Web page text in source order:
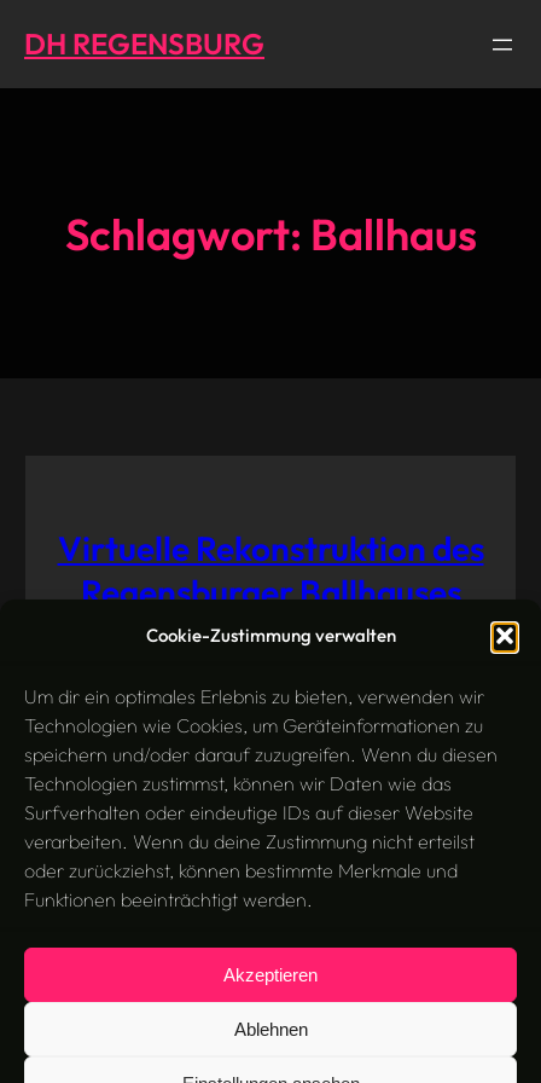
Cookie-Zustimmung verwalten
Um dir ein optimales Erlebnis zu bieten, verwenden wir
Technologien wie Cookies, um Geräteinformationen zu
speichern und/oder darauf zuzugreifen. Wenn du diesen
Technologien zustimmst, können wir Daten wie das
Surfverhalten oder eindeutige IDs auf dieser Website
verarbeiten. Wenn du deine Zustimmung nicht erteilst
oder zurückziehst, können bestimmte Merkmale und
Funktionen beeinträchtigt werden.
Akzeptieren
Ablehnen
zum
Inhalt
DH REGENSBURG
Schlagwort: Ballhaus
Virtuelle Rekonstruktion des
Regensburger Ballhauses
Suchen